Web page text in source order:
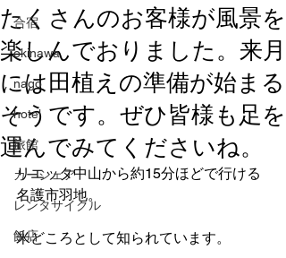
合宿
okinawa
nago
hotel
旅館
カーシェア
レンタサイクル
飯店
たくさんのお客様が風景を
楽しんでおりました。来月
には田植えの準備が始まる
そうです。ぜひ皆様も足を
運んでみてくださいね。
リエッタ中山から約15分ほどで行ける
名護市羽地。
米どころとして知られています。